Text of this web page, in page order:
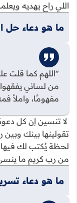
اللي راح يهديه
ما هو دعاء حل
"اللهم كما قلت
من لساني
مفهومًا، واملأ
لا تنسين إن كل
تقولينها بينك
لحظة يُكتب لك
من رب كريم ما ينسى
ما هو دعاء